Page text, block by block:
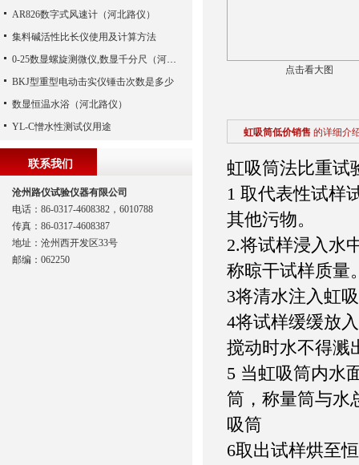
点击看大图
虹吸筒低价销售 的详细介
虹吸筒法比重
1 取代表性试样
其他污物。
2.将试样浸入水
称晾干试样质
3将清水注入
4将试样缓缓放
搅动时水不得
5 当虹吸筒内水
筒，称量筒与水
吸筒
6取出试样烘至
AR826数字式风速计（河北路仪）
集料碱活性比长仪使用及计算方法
0-25数显螺旋测微仪,数显千分尺（河北路仪）
BKJ型重型电动击实仪锤击次数是多少
数显恒温水浴（河北路仪）
YL-C憎水性测试仪用途
联系我们
沧州路仪试验仪器有限公司
电话：86-0317-4608382，6010788
传真：86-0317-4608387
地址：沧州西开发区33号
邮编：062250